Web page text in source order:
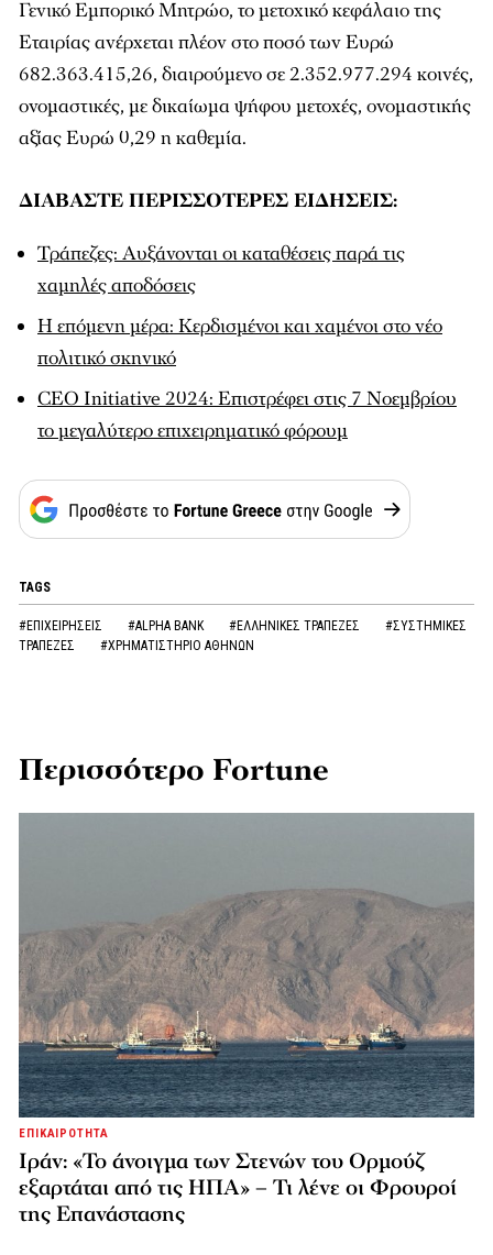
Γενικό Εμπορικό Μητρώο, το μετοχικό κεφάλαιο της
Εταιρίας ανέρχεται πλέον στο ποσό των Ευρώ
682.363.415,26, διαιρούμενο σε 2.352.977.294 κοινές,
ονομαστικές, με δικαίωμα ψήφου μετοχές, ονομαστικής
αξίας Ευρώ 0,29 η καθεμία.
ΔΙΑΒΑΣΤΕ ΠΕΡΙΣΣΟΤΕΡΕΣ ΕΙΔΗΣΕΙΣ:
Τράπεζες: Αυξάνονται οι καταθέσεις παρά τις
χαμηλές αποδόσεις
Η επόμενη μέρα: Κερδισμένοι και χαμένοι στο νέο
πολιτικό σκηνικό
CEO Initiative 2024: Επιστρέφει στις 7 Νοεμβρίου
το μεγαλύτερο επιχειρηματικό φόρουμ
TAGS
#ΕΠΙΧΕΙΡΗΣΕΙΣ #ALPHA BANK #ΕΛΛΗΝΙΚΕΣ ΤΡΑΠΕΖΕΣ
#ΣΥΣΤΗΜΙΚΕΣ
ΤΡΑΠΕΖΕΣ
#ΧΡΗΜΑΤΙΣΤΗΡΙΟ ΑΘΗΝΩΝ
Περισσότερο Fortune
ΕΠΙΚΑΙΡΟΤΗΤΑ
Ιράν: «Το άνοιγμα των Στενών του Ορμούζ
εξαρτάται από τις ΗΠΑ» – Τι λένε οι Φρουροί
της Επανάστασης